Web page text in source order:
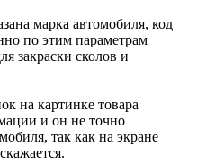
марка автомобиля, код
по этим параметрам
закраски сколов и
на картинке товара
и он не точно
так как на экране